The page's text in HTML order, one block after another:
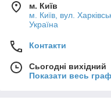
м. Київ
м. Київ, вул.
Україна
Контакти
Сьогодні вихідний
Показати весь